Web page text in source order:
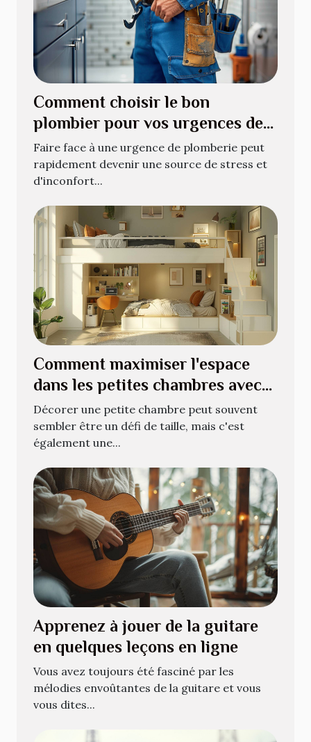
Comment choisir le bon
plombier pour vos urgences de
plomberie
Faire face à une urgence de plomberie peut
rapidement devenir une source de stress et
d'inconfort...
Comment maximiser l'espace
dans les petites chambres avec
style
Décorer une petite chambre peut souvent
sembler être un défi de taille, mais c'est
également une...
Apprenez à jouer de la guitare
en quelques leçons en ligne
Vous avez toujours été fasciné par les
mélodies envoûtantes de la guitare et vous
vous dites...